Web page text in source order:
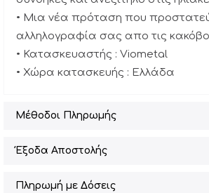
• Μια νέα πρόταση που
αλληλογραφία σας απο τις
• Κατασκευαστής : Viometal
• Χώρα κατασκευής : Ελλάδα
Μέθοδοι Πληρωμής
Έξοδα Αποστολής
Πληρωμή με Δόσεις